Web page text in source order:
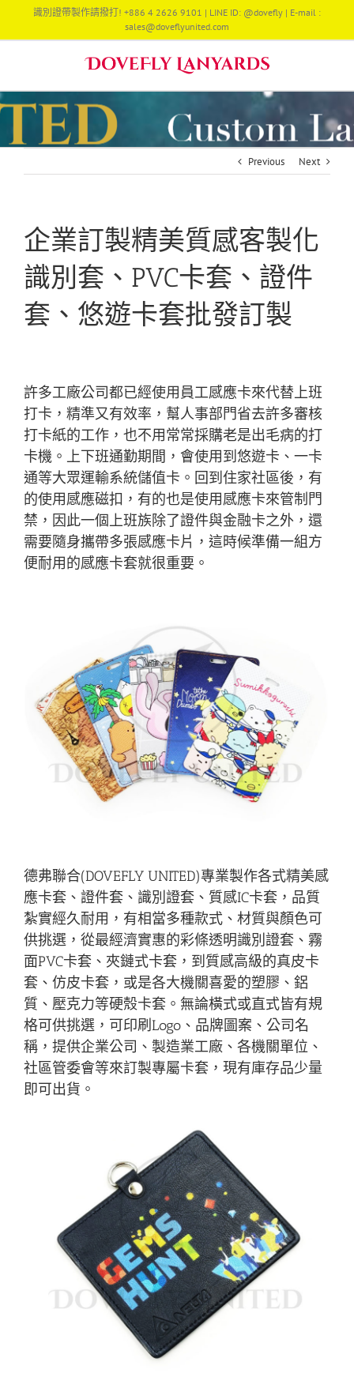
content
識別證帶製作請撥打! +886 4 2626 9101 | LINE ID: @dovefly | E-mail :
sales@doveflyunited.com
Previous Next
企業訂製精美質感客製化
識別套、PVC卡套、證件
套、悠遊卡套批發訂製
許多工廠公司都已經使用員工感應卡來代替上班
打卡，精準又有效率，幫人事部門省去許多審核
打卡紙的工作，也不用常常採購老是出毛病的打
卡機。上下班通勤期間，會使用到悠遊卡、一卡
通等大眾運輸系統儲值卡。回到住家社區後，有
的使用感應磁扣，有的也是使用感應卡來管制門
禁，因此一個上班族除了證件與金融卡之外，還
需要隨身攜帶多張感應卡片，這時候準備一組方
便耐用的感應卡套就很重要。
德弗聯合(DOVEFLY UNITED)專業製作各式精美感
應卡套、證件套、識別證套、質感IC卡套，品質
紮實經久耐用，有相當多種款式、材質與顏色可
供挑選，從最經濟實惠的彩條透明識別證套、霧
面PVC卡套、夾鏈式卡套，到質感高級的真皮卡
套、仿皮卡套，或是各大機關喜愛的塑膠、鋁
質、壓克力等硬殼卡套。無論橫式或直式皆有規
格可供挑選，可印刷Logo、品牌圖案、公司名
稱，提供企業公司、製造業工廠、各機關單位、
社區管委會等來訂製專屬卡套，現有庫存品少量
即可出貨。